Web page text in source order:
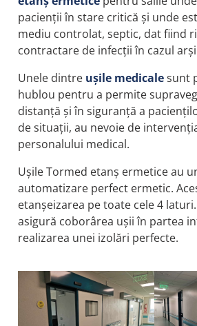
pacienții în stare critică și unde
mediu controlat, septic, dat fiind
contractare de infecții în cazul
Unele dintre ușile medicalesunt
hublou pentru a permite
distanță și în siguranță a
de situații, au nevoie de
personalului medical.
Ușile Tormed etanș ermetice au
automatizare perfect ermetic.
etanşeizarea pe toate cele 4
asigură coborârea uşii în partea
realizarea unei izolări perfecte.